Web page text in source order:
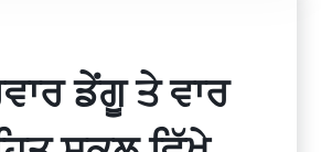
ਡੇਂਗੂ ਤੇ ਵਾਰ